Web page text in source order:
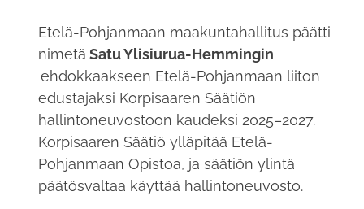
Etelä-Pohjanmaan maakuntahallitus päätti
nimetä Satu Ylisiurua-Hemmingin
ehdokkaakseen Etelä-Pohjanmaan liiton
edustajaksi Korpisaaren Säätiön
hallintoneuvostoon kaudeksi 2025–2027.
Korpisaaren Säätiö ylläpitää Etelä-
Pohjanmaan Opistoa, ja säätiön ylintä
päätösvaltaa käyttää hallintoneuvosto.